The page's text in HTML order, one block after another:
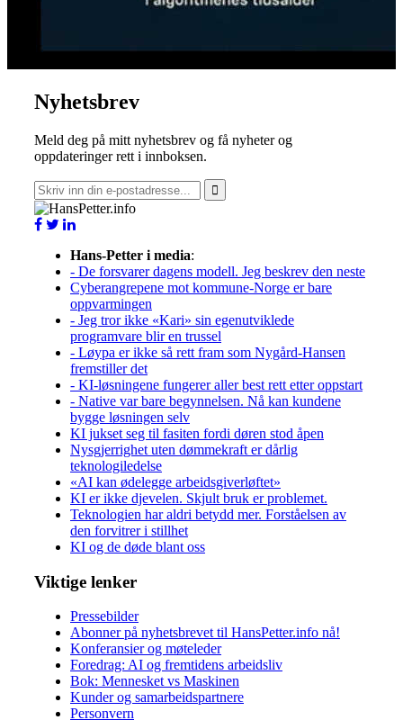
Nyhetsbrev
Meld deg på mitt nyhetsbrev og få nyheter og
oppdateringer rett i innboksen.
Hans-Petter i media:
- De forsvarer dagens modell. Jeg beskrev den neste
Cyberangrepene mot kommune-Norge er bare
oppvarmingen
- Jeg tror ikke «Kari» sin egenutviklede
programvare blir en trussel
- Løypa er ikke så rett fram som Nygård-Hansen
fremstiller det
- KI-løsningene fungerer aller best rett etter oppstart
- Native var bare begynnelsen. Nå kan kundene
bygge løsningen selv
KI jukset seg til fasiten fordi døren stod åpen
Nysgjerrighet uten dømmekraft er dårlig
teknologiledelse
«AI kan ødelegge arbeidsgiverløftet»
KI er ikke djevelen. Skjult bruk er problemet.
Teknologien har aldri betydd mer. Forståelsen av
den forvitrer i stillhet
KI og de døde blant oss
Viktige lenker
Pressebilder
Abonner på nyhetsbrevet til HansPetter.info nå!
Konferansier og møteleder
Foredrag: AI og fremtidens arbeidsliv
Bok: Mennesket vs Maskinen
Kunder og samarbeidspartnere
Personvern